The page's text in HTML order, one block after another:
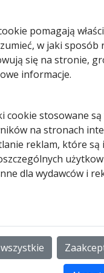
pomagają
w jaki sposób
się na stronie,
informacje.
cookie stosowane są
na stronach
reklam, które są
dla wydawców i